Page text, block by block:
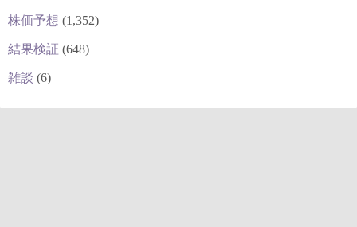
株価予想 (1,352)
結果検証 (648)
雑談 (6)